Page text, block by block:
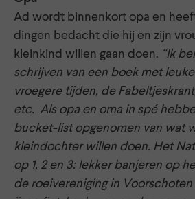
Ad wordt binnenkort opa en
dingen bedacht die hij en zijn
kleinkind willen gaan doen. “Ik
schrijven van een boek met
vroegere tijden, de
etc. Als opa en oma in spé
bucket-list opgenomen van wat
kleindochter willen doen. Het
op 1, 2 en 3: lekker banjeren op
de roeivereniging in Voorschoten